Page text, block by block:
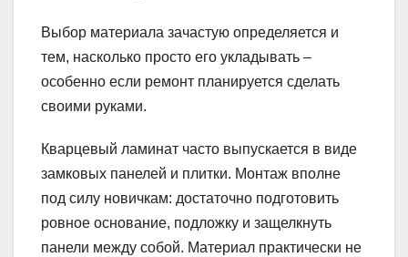
Выбор материала зачастую определяется и
тем, насколько просто его укладывать –
особенно если ремонт планируется сделать
своими руками.
Кварцевый ламинат часто выпускается в виде
замковых панелей и плитки. Монтаж вполне
под силу новичкам: достаточно подготовить
ровное основание, подложку и защелкнуть
панели между собой. Материал практически не